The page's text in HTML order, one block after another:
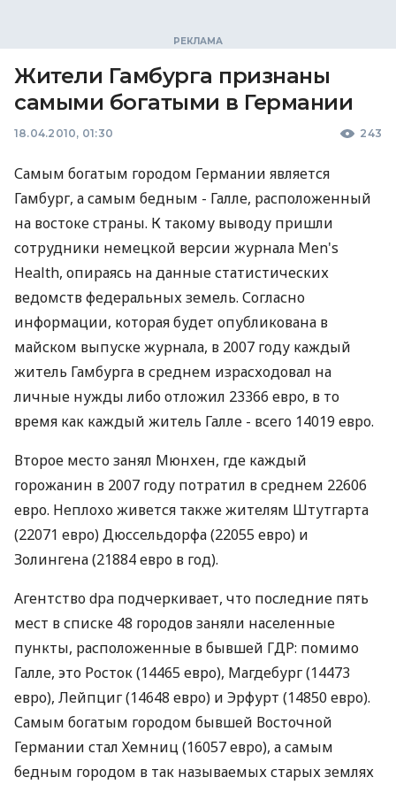
Жители Гамбурга признаны
самыми богатыми в Германии
18.04.2010, 01:30 243
Самым богатым городом Германии является
Гамбург, а самым бедным - Галле, расположенный
на востоке страны. К такому выводу пришли
сотрудники немецкой версии журнала Men's
Health, опираясь на данные статистических
ведомств федеральных земель. Согласно
информации, которая будет опубликована в
майском выпуске журнала, в 2007 году каждый
житель Гамбурга в среднем израсходовал на
личные нужды либо отложил 23366 евро, в то
время как каждый житель Галле - всего 14019 евро.
Второе место занял Мюнхен, где каждый
горожанин в 2007 году потратил в среднем 22606
евро. Неплохо живется также жителям Штутгарта
(22071 евро) Дюссельдорфа (22055 евро) и
Золингена (21884 евро в год).
Агентство dpa подчеркивает, что последние пять
мест в списке 48 городов заняли населенные
пункты, расположенные в бывшей ГДР: помимо
Галле, это Росток (14465 евро), Магдебург (14473
евро), Лейпциг (14648 евро) и Эрфурт (14850 евро).
Самым богатым городом бывшей Восточной
Германии стал Хемниц (16057 евро), а самым
бедным городом в так называемых старых землях